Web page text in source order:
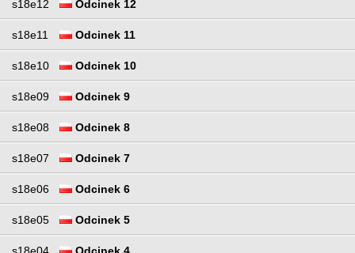
s18e12 Odcinek 12
s18e11 Odcinek 11
s18e10 Odcinek 10
s18e09 Odcinek 9
s18e08 Odcinek 8
s18e07 Odcinek 7
s18e06 Odcinek 6
s18e05 Odcinek 5